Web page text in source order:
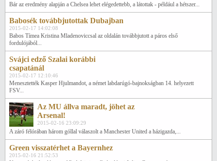
Bár az eredmény alapján a Chelsea lehet elégedettebb, a látottak - például a hétszer...
Babosék továbbjutottak Dubajban
2015-02-17 14:02:08
Babos Tímea Kristina Mladenoviccsal az oldalán továbbjutott a páros első
fordulójából...
Svájci edző Szalai korábbi
csapatánál
2015-02-17 12:10:46
Menesztették Kasper Hjulmandot, a német labdarúgó-bajnokságban 14. helyezett
FSV...
Az MU állva maradt, jöhet az
Arsenal!
2015-02-16 23:09:29
A záró félórában három góllal válaszolt a Manchester United a házigazda,...
Green visszatérhet a Bayernhez
2015-02-16 21:52:53